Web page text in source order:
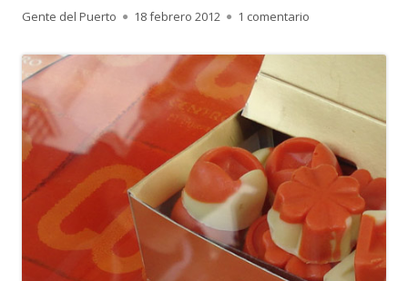
Autor
Gente del Puerto
Publicado
18 febrero 2012 1 comentario